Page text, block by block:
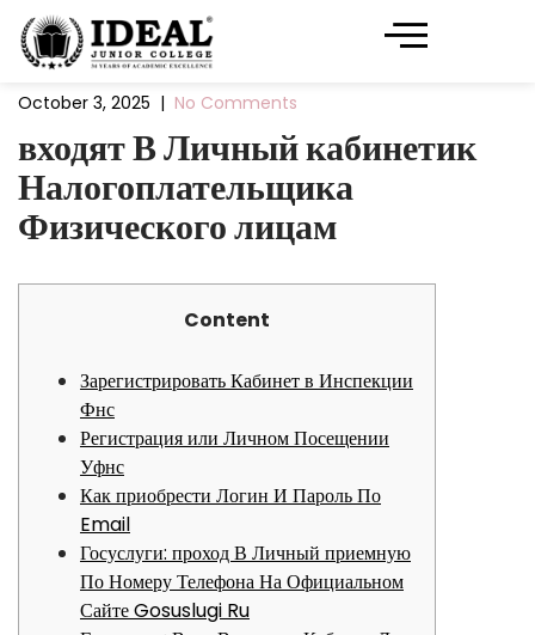
October 3, 2025 | No Comments
входят В Личный кабинетик
Налогоплательщика
Физического лицам
Content
Зарегистрировать Кабинет в Инспекции
Фнс
Регистрация или Личном Посещении
Уфнс
Как приобрести Логин И Пароль По
Email
Госуслуги: проход В Личный приемную
По Номеру Телефона На Официальном
Сайте Gosuslugi Ru